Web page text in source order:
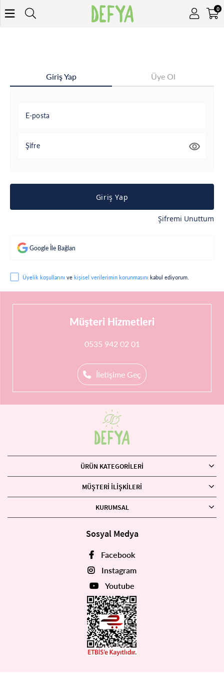
0
Giriş Yap Üye Ol
E-posta
Şifre
Giriş Yap
Şifremi Unuttum
Google İle Bağlan
Üyelik koşullarını ve kişisel verilerimin korunmasını kabul ediyorum.
Müşteri Hizmetleri
0535 942 02 01
İletişime Geç
ÜRÜN KATEGORILERI
MÜŞTERI İLIŞKILERI
KURUMSAL
Sosyal Medya
Facebook
Instagram
Youtube